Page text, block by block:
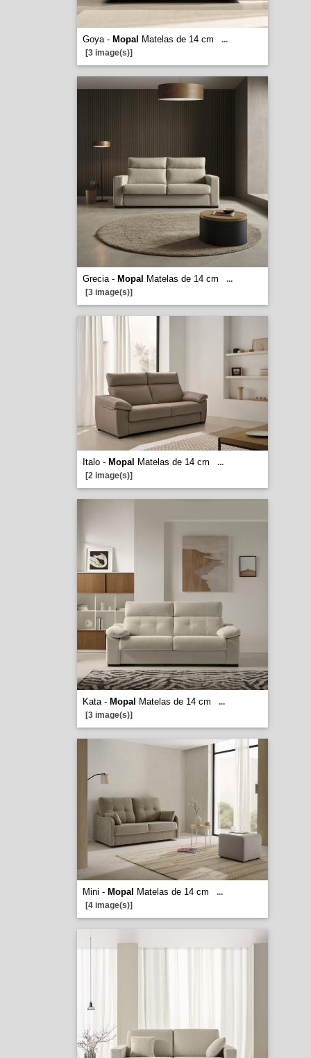
Goya - Mopal Matelas de 14 cm
...
[3 image(s)]
Grecia - Mopal Matelas de 14 cm
...
[3 image(s)]
Italo - Mopal Matelas de 14 cm
...
[2 image(s)]
Kata - Mopal Matelas de 14 cm
...
[3 image(s)]
Mini - Mopal Matelas de 14 cm
...
[4 image(s)]